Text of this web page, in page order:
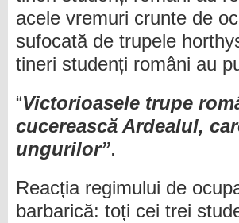
acele vremuri crunte de
sufocată de trupele
tineri studenți români au
“Victorioasele trupe
cucerească Ardealul,
ungurilor”.
Reacția regimului de
barbarică: toți cei trei